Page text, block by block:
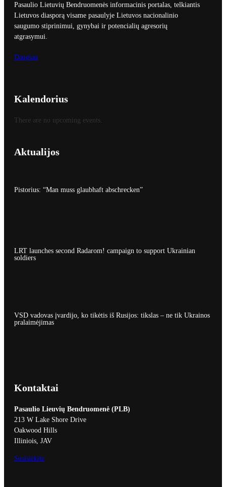
Pasaulio Lietuvių Bendruomenės informacinis portalas, telkiantis
Lietuvos diasporą visame pasaulyje Lietuvos nacionalinio
saugumo stiprinimui, gynybai ir potencialių agresorių
atgrasymui.
Daugiau
Kalendorius
There are no upcoming events.
Aktualijos
Pistorius: “Man muss glaubhaft abschrecken”
LRT launches second Radarom! campaign to support Ukrainian
soldiers
VSD vadovas įvardijo, ko tikėtis iš Rusijos: tikslas – ne tik Ukrainos
pralaimėjimas
Kontaktai
Pasaulio Lieuvių Bendruomenė (PLB)
213 W Lake Shore Drive
Oakwood Hills
Illiniois, JAV
Susisiekite